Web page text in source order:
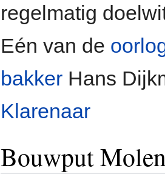
regelmatig
Eén van de
bakker Hans
Klarenaar
Bouwput